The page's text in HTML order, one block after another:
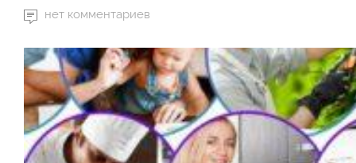
нет комментариев